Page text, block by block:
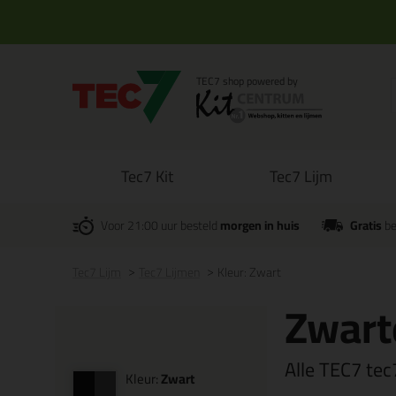
Tec7 Kit Tec7 Lijm
Voor 21:00 uur besteldmorgen in huis Gratis
Kleur: Zwart
Kleur:Zwart
Alle TEC7